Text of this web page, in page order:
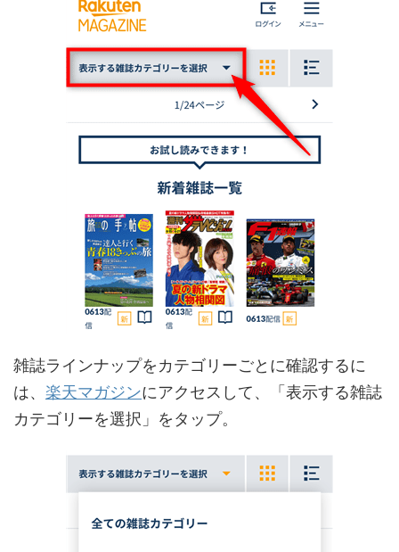
雑誌ラインナップをカテゴリーごとに確認するに
は、 楽天マガジンにアクセスして、「表示する雑誌
カテゴリーを選択」をタップ。